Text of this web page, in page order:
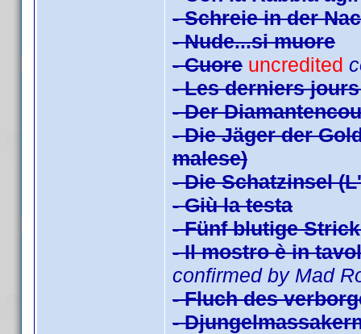
- Schreie in der
- Nude...si muore
- Cuore uncredited
- Les derniers
- Der
- Die Jäger der
malese)
- Die Schatzinsel
- Giù la testa
- Fünf blutige
- Il mostro è in
confirmed by Mad
- Fluch des
-